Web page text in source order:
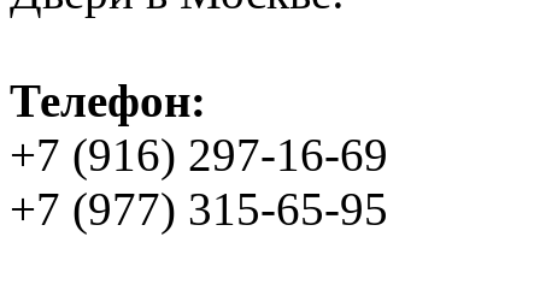
Телефон:
+7 (916) 297-16-69
+7 (977) 315-65-95